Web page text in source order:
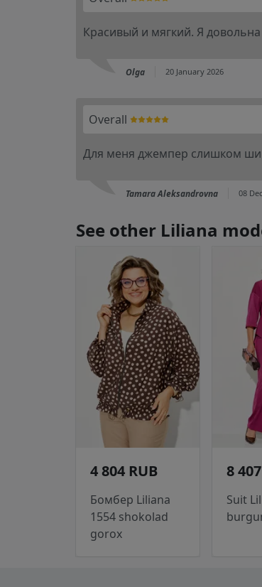
Красивый и мягкий. Я
Olga 20 January 2026
Overall
Для меня джемпер слишком
Tamara Aleksandrovna 08
See other Liliana
4 804 RUB
Бомбер Liliana
1554 shokolad
gorox
8
Suit